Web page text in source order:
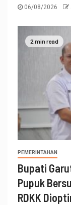
06/08/2026
2 min read
PEMERINTAHAN
Bupati
Pupuk
RDKK